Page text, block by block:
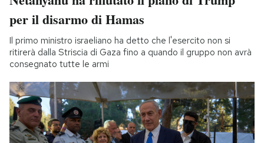
per il disarmo di Hamas
Il primo ministro israeliano ha detto che l'esercito non si
ritirerà dalla Striscia di Gaza fino a quando il gruppo non avrà
consegnato tutte le armi